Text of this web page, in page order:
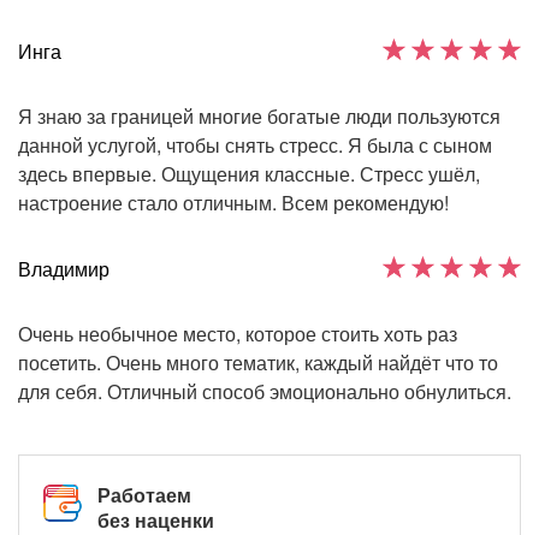
Инга
Я знаю за границей многие богатые люди пользуются
данной услугой, чтобы снять стресс. Я была с сыном
здесь впервые. Ощущения классные. Стресс ушёл,
настроение стало отличным. Всем рекомендую!
Владимир
Очень необычное место, которое стоить хоть раз
посетить. Очень много тематик, каждый найдёт что то
для себя. Отличный способ эмоционально обнулиться.
Работаем
без наценки